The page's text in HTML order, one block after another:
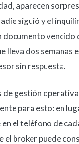
aparecen
siguió y el
documento vencido
lleva dos semanas
sin respuesta.
de gestión
para esto: en
el teléfono de
el broker puede